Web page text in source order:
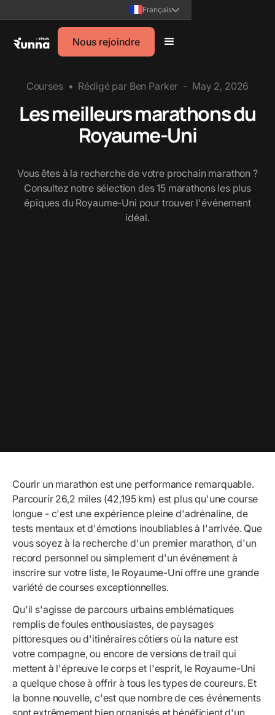
Français
Nous rejoindre
Courses • Rédigé par Ben Parker - May 2, 2026
Les meilleurs marathons du
Royaume-Uni
Vous êtes à la recherche de votre prochain marathon ?
Consultez notre sélection des 15 marathons les plus
épiques du Royaume-Uni pour trouver l'événement
idéal.
Courir un marathon est une performance remarquable.
Parcourir 26,2 miles (42,195 km) est plus qu'une course
longue - c'est une expérience pleine d'adrénaline, de
tests mentaux et d'émotions inoubliables à l'arrivée. Que
vous soyez à la recherche d'un premier marathon, d'un
record personnel ou simplement d'un événement à
inscrire sur votre liste, le Royaume-Uni offre une grande
variété de courses exceptionnelles.
Qu'il s'agisse de parcours urbains emblématiques
remplis de foules enthousiastes, de paysages
pittoresques ou d'itinéraires côtiers où la nature est
votre compagne, ou encore de versions de trail qui
mettent à l'épreuve le corps et l'esprit, le Royaume-Uni
a quelque chose à offrir à tous les types de coureurs. Et
la bonne nouvelle, c'est que nombre de ces événements
sont extrêmement bien organisés et bénéficient d'un